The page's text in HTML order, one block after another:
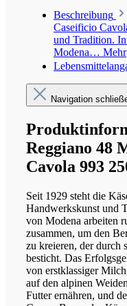
Beschreibung
Caseificio
und Tradition.
Modena… Mehr
Navigation
Reggiano 48
Cavola 993
Seit 1929 steht die
Handwerkskunst und
von Modena arbeiten
zusammen, um den
zu kreieren, der durch
besticht. Das
von erstklassiger
auf den alpinen
Futter ernähren, und